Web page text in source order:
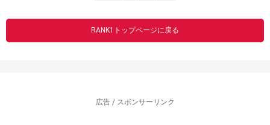
RANK1トップページに戻る
広告 / スポンサーリンク